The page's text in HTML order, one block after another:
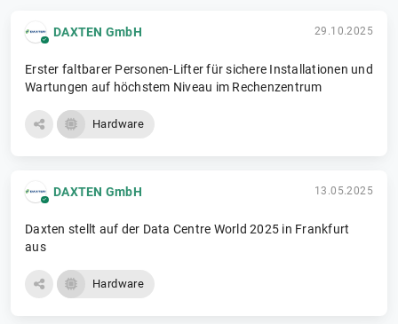
DAXTEN GmbH 29.10.2025
Erster faltbarer Personen-Lifter für sichere Installationen und
Wartungen auf höchstem Niveau im Rechenzentrum
Hardware
DAXTEN GmbH 13.05.2025
Daxten stellt auf der Data Centre World 2025 in Frankfurt
aus
Hardware